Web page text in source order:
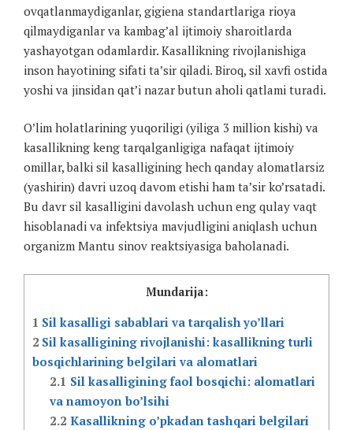
ovqatlanmaydiganlar, gigiena standartlariga rioya
qilmaydiganlar va kambag’al ijtimoiy sharoitlarda
yashayotgan odamlardir. Kasallikning rivojlanishiga
inson hayotining sifati ta’sir qiladi. Biroq, sil xavfi ostida
yoshi va jinsidan qat’i nazar butun aholi qatlami turadi.
O’lim holatlarining yuqoriligi (yiliga 3 million kishi) va
kasallikning keng tarqalganligiga nafaqat ijtimoiy
omillar, balki sil kasalligining hech qanday alomatlarsiz
(yashirin) davri uzoq davom etishi ham ta’sir ko’rsatadi.
Bu davr sil kasalligini davolash uchun eng qulay vaqt
hisoblanadi va infektsiya mavjudligini aniqlash uchun
organizm Mantu sinov reaktsiyasiga baholanadi.
Mundarija:
1 Sil kasalligi sabablari va tarqalish yo’llari
2 Sil kasalligining rivojlanishi: kasallikning turli
bosqichlarining belgilari va alomatlari
2.1 Sil kasalligining faol bosqichi: alomatlari
va namoyon bo’lsihi
2.2 Kasallikning o’pkadan tashqari belgilari